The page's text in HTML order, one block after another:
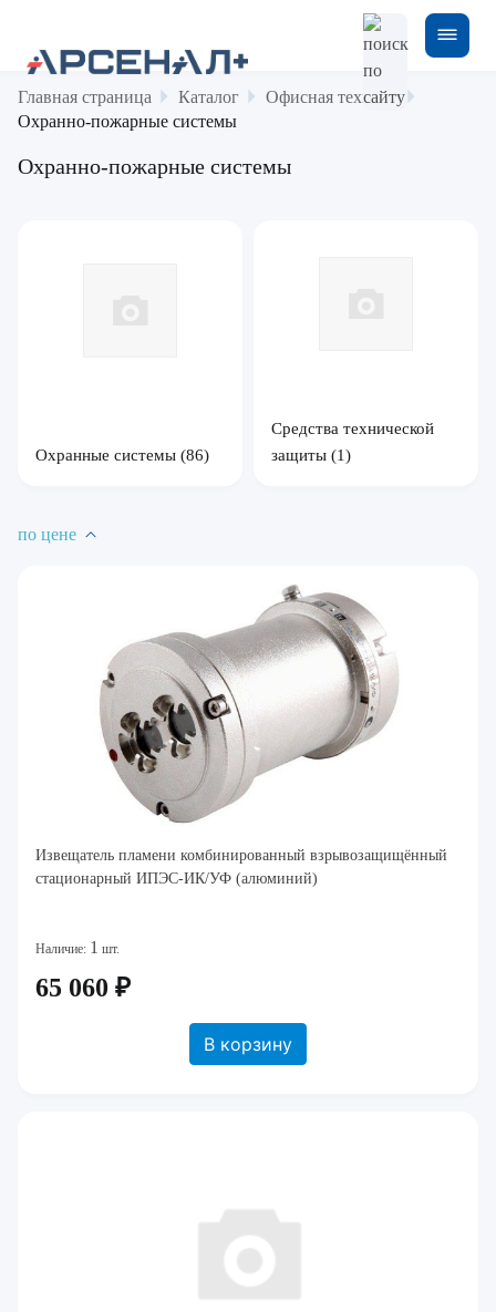
Главная страница Каталог
Офисная техника
Охранно-пожарные системы
Охранно-пожарные системы
Охранные системы (86)
Средства технической
защиты (1)
по цене
Извещатель пламени комбинированный взрывозащищённый
стационарный ИПЭС-ИК/УФ (алюминий)
Наличие: 1 шт.
65 060 ₽
В корзину